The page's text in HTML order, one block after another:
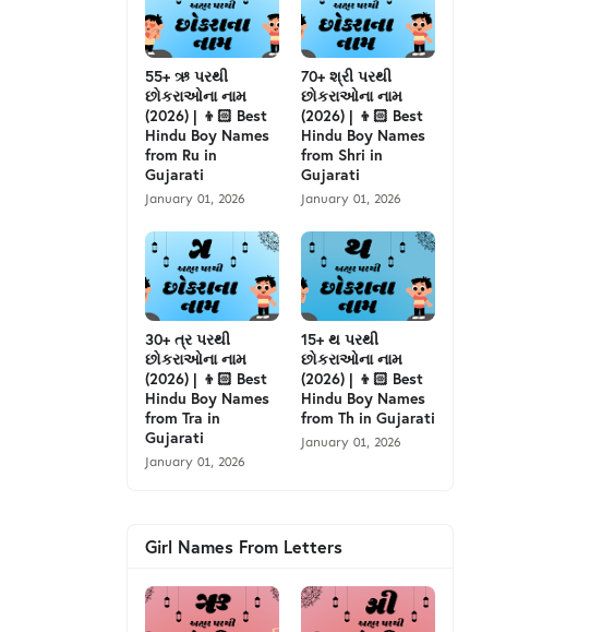
55+ ઋ પરથી
છોકરાઓના નામ
(2026) | 👦🏻 Best
Hindu Boy Names
from Ru in
Gujarati
January 01, 2026
70+ શ્રી પરથી
છોકરાઓના નામ
(2026) | 👦🏻 Best
Hindu Boy Names
from Shri in
Gujarati
January 01, 2026
30+ ત્ર પરથી
છોકરાઓના નામ
(2026) | 👦🏻 Best
Hindu Boy Names
from Tra in
Gujarati
January 01, 2026
15+ થ પરથી
છોકરાઓના નામ
(2026) | 👦🏻 Best
Hindu Boy Names
from Th in Gujarati
January 01, 2026
Girl Names From Letters